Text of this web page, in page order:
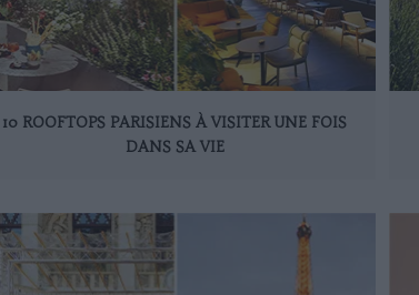
10 ROOFTOPS PARISIENS À VISITER UNE FOIS
DANS SA VIE